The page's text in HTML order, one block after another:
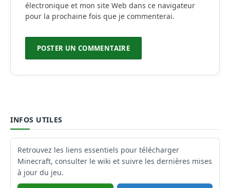
électronique et mon site Web dans ce navigateur
pour la prochaine fois que je commenterai.
INFOS UTILES
Retrouvez les liens essentiels pour télécharger
Minecraft, consulter le wiki et suivre les dernières mises
à jour du jeu.